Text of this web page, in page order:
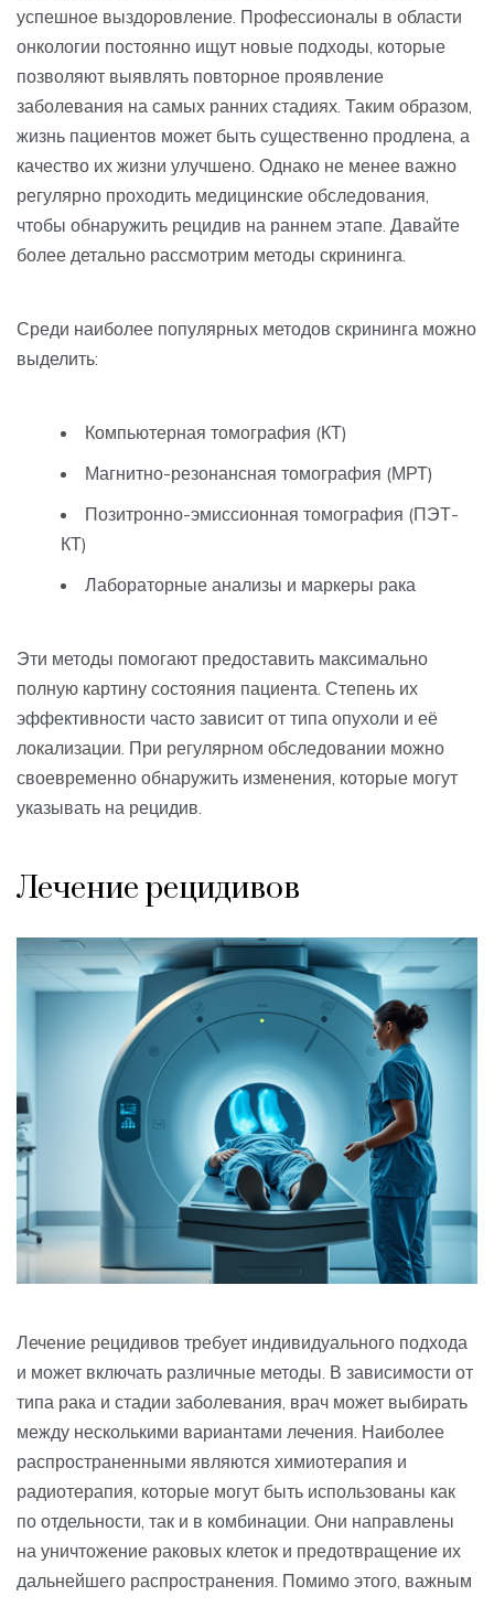
успешное выздоровление. Профессионалы в области
онкологии постоянно ищут новые подходы, которые
позволяют выявлять повторное проявление
заболевания на самых ранних стадиях. Таким образом,
жизнь пациентов может быть существенно продлена, а
качество их жизни улучшено. Однако не менее важно
регулярно проходить медицинские обследования,
чтобы обнаружить рецидив на раннем этапе. Давайте
более детально рассмотрим методы скрининга.
Среди наиболее популярных методов скрининга можно
выделить:
Компьютерная томография (КТ)
Магнитно-резонансная томография (МРТ)
Позитронно-эмиссионная томография (ПЭТ-
КТ)
Лабораторные анализы и маркеры рака
Эти методы помогают предоставить максимально
полную картину состояния пациента. Степень их
эффективности часто зависит от типа опухоли и её
локализации. При регулярном обследовании можно
своевременно обнаружить изменения, которые могут
указывать на рецидив.
Лечение рецидивов
Лечение рецидивов требует индивидуального подхода
и может включать различные методы. В зависимости от
типа рака и стадии заболевания, врач может выбирать
между несколькими вариантами лечения. Наиболее
распространенными являются химиотерапия и
радиотерапия, которые могут быть использованы как
по отдельности, так и в комбинации. Они направлены
на уничтожение раковых клеток и предотвращение их
дальнейшего распространения. Помимо этого, важным